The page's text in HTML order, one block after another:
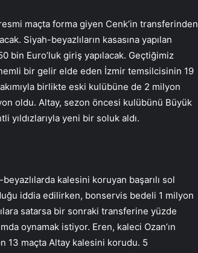
maçta forma giyen Cenk’in transferinden
Siyah-beyazlıların kasasına yapılan
bin Euro’luk giriş yapılacak. Geçtiğimiz
bir gelir elde eden İzmir temsilcisinin 19
birlikte eski kulübüne de 2 milyon
oldu. Altay, sezon öncesi kulübünü Büyük
yıldızlarıyla yeni bir soluk aldı.
beyazlılarda kalesini koruyan başarılı sol
iddia edilirken, bonservis bedeli 1 milyon
satarsa ​​bir sonraki transferine yüzde
oynamak istiyor. Eren, kaleci Ozan’ın
13 maçta Altay kalesini korudu. 5